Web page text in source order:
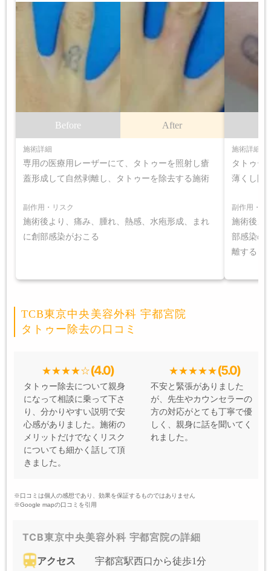
Before After
施術詳細
専用の医療用レーザーにて、タトゥーを照射し瘡
蓋形成して自然剥離し、タトゥーを除去する施術
副作用・リスク
施術後より、痛み、腫れ、熱感、水疱形成、まれ
に創部感染がおこる
施術詳細
タトゥー
薄くし除
副作用・リ
施術後よ
部感染の
離する
TCB東京中央美容外科 宇都宮院
タトゥー除去の口コミ
(4.0)
タトゥー除去について親身
になって相談に乗って下さ
り、分かりやすい説明で安
心感がありました。施術の
メリットだけでなくリスク
についても細かく話して頂
きました。
(5.0)
不安と緊張がありました
が、先生やカウンセラーの
方の対応がとても丁寧で優
しく、親身に話を聞いてく
れました。
※口コミは個人の感想であり、効果を保証するものではありません
※Google mapの口コミを引用
TCB東京中央美容外科 宇都宮院の詳細
アクセス 宇都宮駅西口から徒歩1分